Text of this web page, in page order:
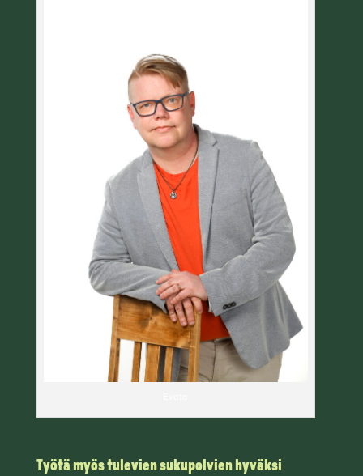
Työtä myös tulevien sukupolvien hyväksi